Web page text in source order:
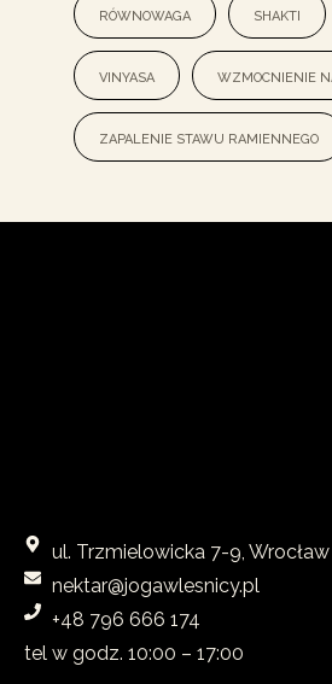
równowaga shakti
vinyasa wzmocnienie
zapalenie stawu ramiennego
ul. Trzmielowicka 7-9, Wrocław
nektar@jogawlesnicy.pl
+48 796 666 174
tel w godz. 10:00 – 17:00​